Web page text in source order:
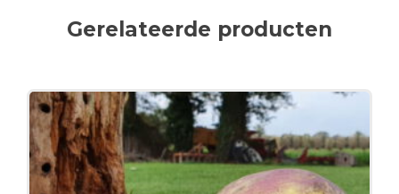
Gerelateerde producten